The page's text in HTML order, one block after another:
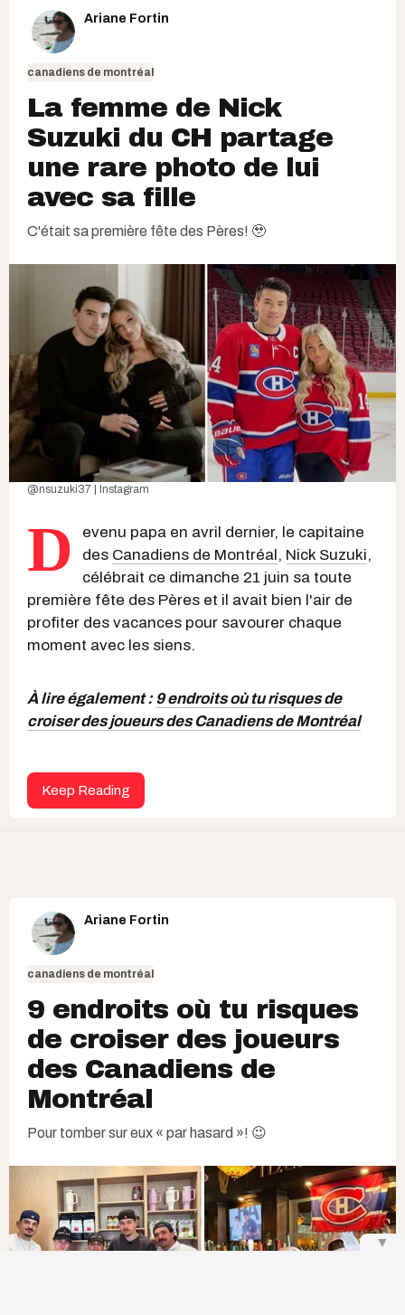
Ariane Fortin
canadiens de montréal
La femme de Nick
Suzuki du CH partage
une rare photo de lui
avec sa fille
C'était sa première fête des Pères! 🥹
@nsuzuki37 | Instagram
D
evenu papa en avril dernier, le capitaine
des Canadiens de Montréal, Nick Suzuki,
célébrait ce dimanche 21 juin sa toute
première fête des Pères et il avait bien l'air de
profiter des vacances pour savourer chaque
moment avec les siens.
À lire également :9 endroits où tu risques de
croiser des joueurs des Canadiens de Montréal
Keep Reading
Ariane Fortin
canadiens de montréal
9 endroits où tu risques
de croiser des joueurs
des Canadiens de
Montréal
Pour tomber sur eux « par hasard »! 😉
▼